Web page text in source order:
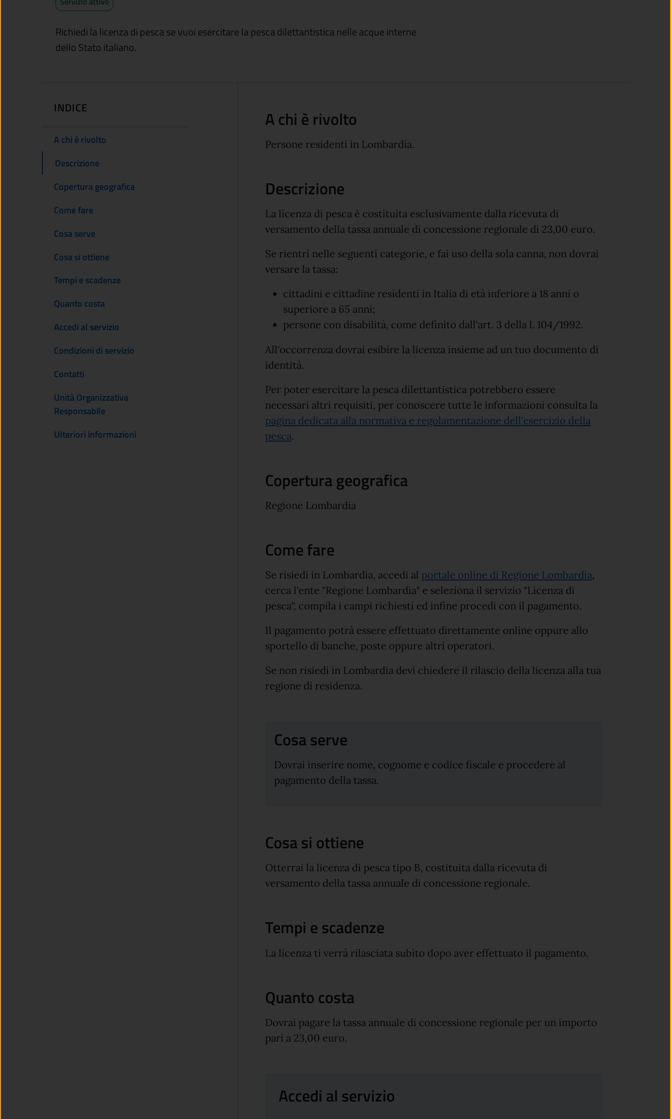
Richiedi la licenza di pesca se vuoi esercitare la pesca dilettantistica nelle acque interne
dello Stato italiano.
INDICE
A chi è rivolto
Descrizione
Copertura geografica
Come fare
Cosa serve
Cosa si ottiene
Tempi e scadenze
Quanto costa
Accedi al servizio
Condizioni di servizio
Contatti
Unità Organizzativa
Responsabile
Ulteriori informazioni
A chi è rivolto
Persone residenti in Lombardia.
Descrizione
La licenza di pesca è costituita esclusivamente dalla ricevuta di
versamento della tassa annuale di concessione regionale di 23,00 euro.
Se rientri nelle seguenti categorie, e fai uso della sola canna, non dovrai
versare la tassa:
cittadini e cittadine residenti in Italia di età inferiore a 18 anni o
superiore a 65 anni;
persone con disabilità, come definito dall'art. 3 della l. 104/1992.
All'occorrenza dovrai esibire la licenza insieme ad un tuo documento di
identità.
Per poter esercitare la pesca dilettantistica potrebbero essere
necessari altri requisiti, per conoscere tutte le informazioni consulta la
pagina dedicata alla normativa e regolamentazione dell'esercizio della
pesca.
Copertura geografica
Regione Lombardia
Come fare
Se risiedi in Lombardia, accedi al portale online di Regione Lombardia,
cerca l'ente "Regione Lombardia" e seleziona il servizio "Licenza di
pesca", compila i campi richiesti ed infine procedi con il pagamento.
Il pagamento potrà essere effettuato direttamente online oppure allo
sportello di banche, poste oppure altri operatori.
Se non risiedi in Lombardia devi chiedere il rilascio della licenza alla tua
regione di residenza.
Cosa serve
Dovrai inserire nome, cognome e codice fiscale e procedere al
pagamento della tassa.
Cosa si ottiene
Otterrai la licenza di pesca tipo B, costituita dalla ricevuta di
versamento della tassa annuale di concessione regionale.
Tempi e scadenze
La licenza ti verrà rilasciata subito dopo aver effettuato il pagamento.
Quanto costa
Dovrai pagare la tassa annuale di concessione regionale per un importo
pari a 23,00 euro.
Accedi al servizio